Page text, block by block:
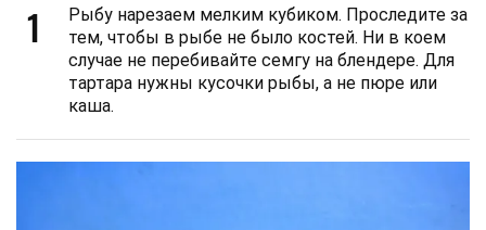
1
Рыбу нарезаем мелким кубиком. Проследите за
тем, чтобы в рыбе не было костей. Ни в коем
случае не перебивайте семгу на блендере. Для
тартара нужны кусочки рыбы, а не пюре или
каша.